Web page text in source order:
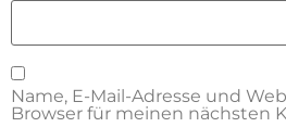
Name, E-Mail-Adresse und
Browser für meinen nächsten